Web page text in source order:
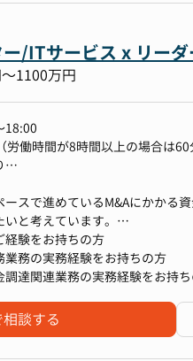
/ITサービス x リー
1100万円
18:00
労働時間が8時間以上の場合は60
（コアタイム 11:00〜15:30）
ースで進めているM&Aにかかる
と考えています。
してIT業界に加え不動産業界
理会計、経営改善の提言、M&A
理能力の取得を目指すことが可能
経験をお持ちの方
業務の実務経験をお持ちの方
調達関連業務の実務経験をお持
談する